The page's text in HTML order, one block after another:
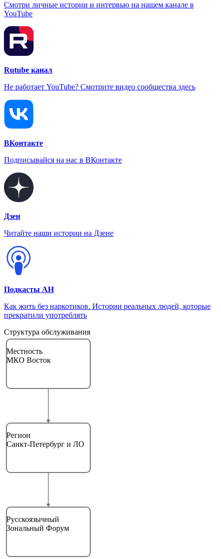
Смотри личные истории и интервью на нашем канале в
YouTube
Rutube канал
Не работает YouTube? Смотрите видео сообщества здесь
ВКонтакте
Подписывайся на нас в ВКонтакте
Дзен
Читайте наши истории на Дзене
Подкасты АН
Как жить без наркотиков. Истории реальных людей, которые
прекратили употреблять
Структура обслуживания
Местность
МКО Восток
Регион
Санкт-Петербург и ЛО
Русскоязычный
Зональный Форум